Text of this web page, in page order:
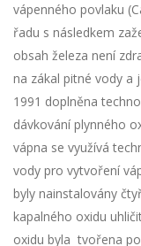
vápenného povlaku
řadu s následkem
obsah železa není
na zákal pitné vody a
1991 doplněna
dávkování plynného
vápna se využívá
vody pro vytvoření
byly nainstalovány
kapalného oxidu
oxidu byla tvořena